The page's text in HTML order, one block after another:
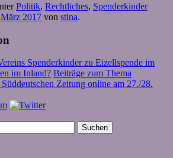
Politik, Rechtliches, Spenderkinder
2017 von stina.
Spenderkinder zu Eizellspende im
im Inland? Beiträge zum Thema
Zeitung online am 27./28.